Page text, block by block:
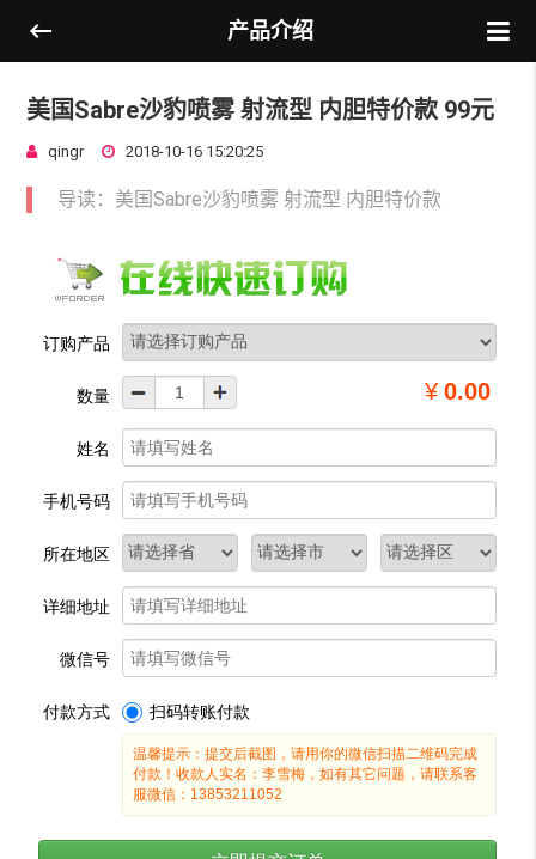
产品介绍
美国Sabre沙豹喷雾 射流型 内胆特价款 99元
qingr 2018-10-16 15:20:25
导读：美国Sabre沙豹喷雾 射流型 内胆特价款